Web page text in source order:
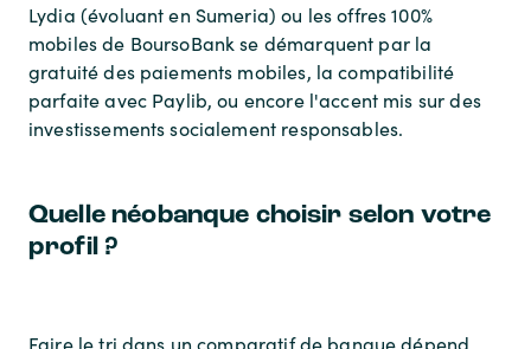
Lydia (évoluant en Sumeria) ou les offres 100%
mobiles de BoursoBank se démarquent par la
gratuité des paiements mobiles, la compatibilité
parfaite avec Paylib, ou encore l'accent mis sur des
investissements socialement responsables.
Quelle néobanque choisir selon votre
profil ?
Faire le tri dans un comparatif de banque dépend